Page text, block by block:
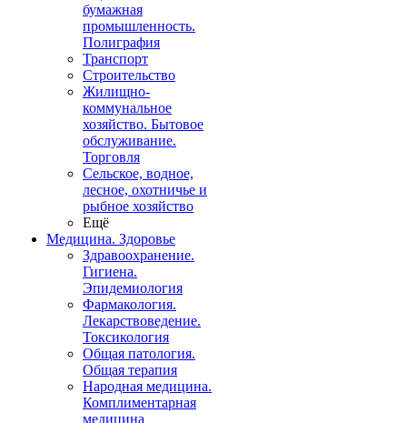
бумажная
промышленность.
Полиграфия
Транспорт
Строительство
Жилищно-
коммунальное
хозяйство. Бытовое
обслуживание.
Торговля
Сельское, водное,
лесное, охотничье и
рыбное хозяйство
Ещё
Медицина. Здоровье
Здравоохранение.
Гигиена.
Эпидемиология
Фармакология.
Лекарствоведение.
Токсикология
Общая патология.
Общая терапия
Народная медицина.
Комплиментарная
медицина